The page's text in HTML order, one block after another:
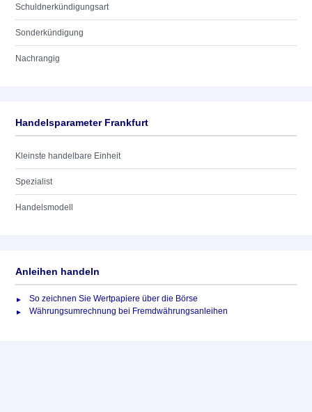
Schuldnerkündigungsart
Sonderkündigung
Nachrangig
Handelsparameter Frankfurt
Kleinste handelbare Einheit
Spezialist
Handelsmodell
Anleihen handeln
So zeichnen Sie Wertpapiere über die Börse
Währungsumrechnung bei Fremdwährungsanleihen